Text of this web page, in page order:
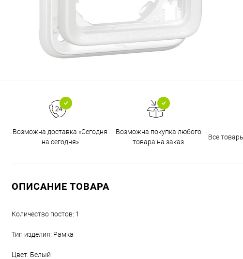
Возможна доставка «Сегодня
на сегодня»
Возможна покупка любого
товара на заказ
Все
ОПИСАНИЕ ТОВАРА
Количество постов: 1
Тип изделия: Рамка
Цвет: Белый